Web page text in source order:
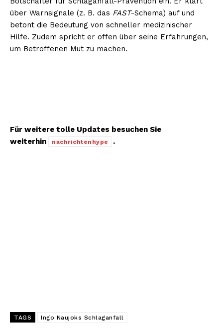
über Warnsignale (z. B. das FAST-Schema) auf und
betont die Bedeutung von schneller medizinischer
Hilfe. Zudem spricht er offen über seine Erfahrungen,
um Betroffenen Mut zu machen.
Für weitere tolle Updates besuchen Sie
weiterhin
nachrichtenhype .
TAGS Ingo Naujoks Schlaganfall